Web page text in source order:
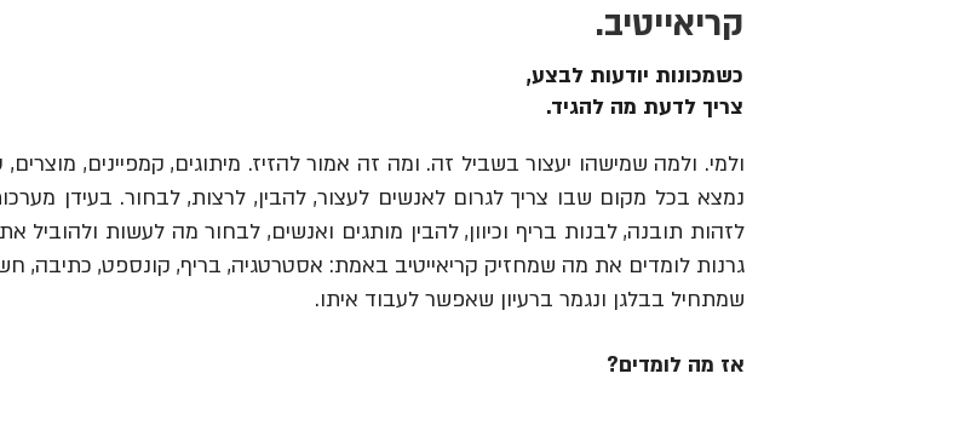
קריאייטיב.
כשמכונות יודעות לבצע,
צריך לדעת מה להגיד.
ולמי. ולמה שמישהו יעצור בשביל זה. ומה זה אמור להזיז. מיתוגים, קמפיינים,
נמצא בכל מקום שבו צריך לגרום לאנשים לעצור, להבין, לרצות, לבחור. בעידן
גרנות לומדים את מה שמחזיק קריאייטיב באמת: אסטרטגיה, בריף, קונספט, כתיבה,
שמתחיל בבלגן ונגמר ברעיון שאפשר לעבוד איתו.
אז מה לומדים?